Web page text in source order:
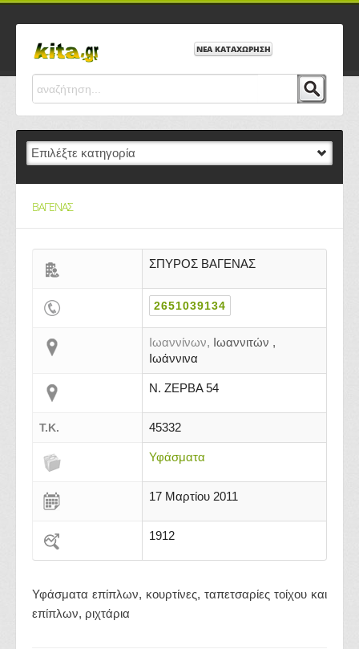
ΝΕΑ ΚΑΤΑΧΩΡΗΣΗ
ΒΑΓΕΝΑΣ
ΣΠΥΡΟΣ ΒΑΓΕΝΑΣ
2651039134
Ιωαννίνων, Ιωαννιτών ,
Ιωάννινα
Ν. ΖΕΡΒΑ 54
Τ.Κ. 45332
Υφάσματα
17 Μαρτίου 2011
1912
Υφάσματα επίπλων, κουρτίνες, ταπετσαρίες τοίχου και
επίπλων, ριχτάρια